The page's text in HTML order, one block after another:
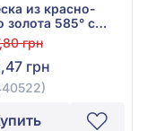
из красно-
золота 585° с
куб.
арт. 440522
грн
грн